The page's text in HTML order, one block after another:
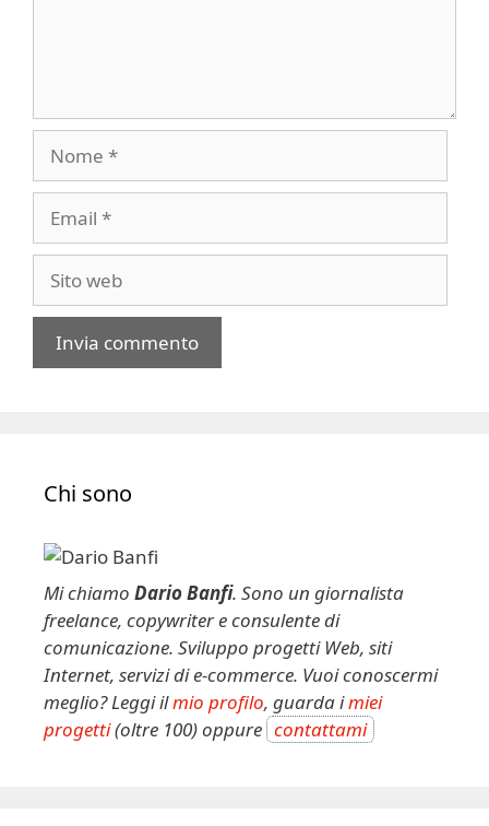
web
v
Chi sono
Mi chiamo Dario Banfi. Sono un giornalista
freelance, copywriter e consulente di
comunicazione. Sviluppo progetti Web, siti
Internet, servizi di e-commerce. Vuoi conoscermi
meglio? Leggi ilmio profilo, guarda imiei
progetti(oltre 100) oppure contattami